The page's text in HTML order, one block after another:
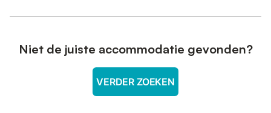
Niet de juiste accommodatie gevonden?
VERDER ZOEKEN